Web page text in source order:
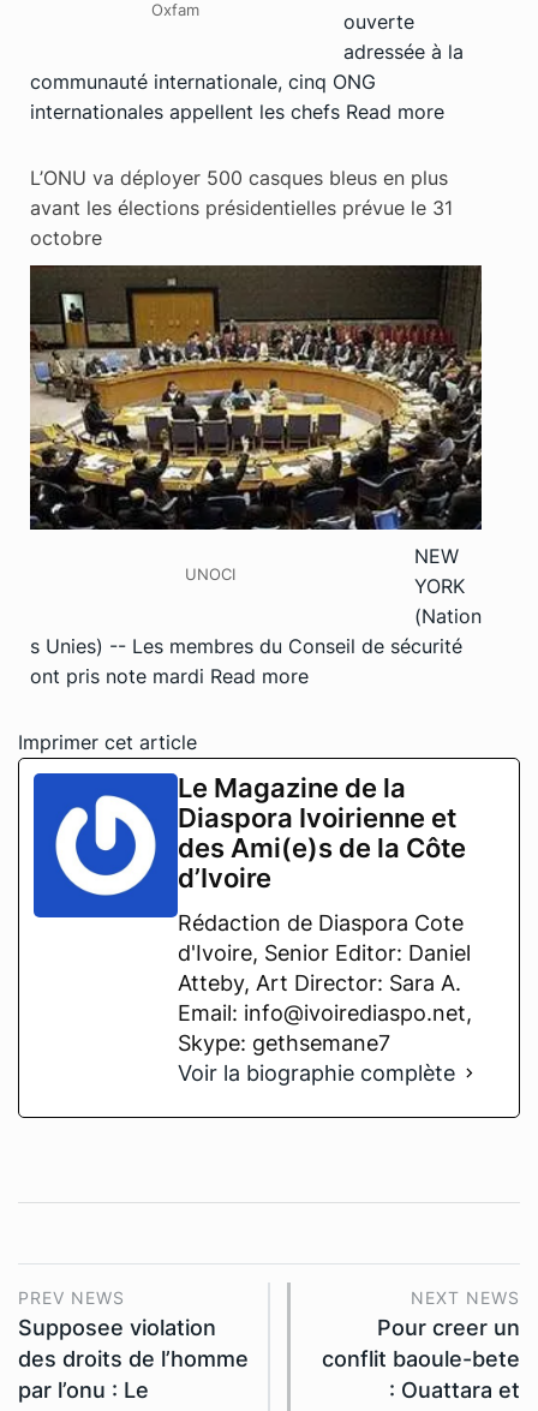
Oxfam
ouverte
adressée à la
communauté internationale, cinq ONG
internationales appellent les chefs Read more
L’ONU va déployer 500 casques bleus en plus
avant les élections présidentielles prévue le 31
octobre
UNOCI
NEW
YORK
(Nation
s Unies) -- Les membres du Conseil de sécurité
ont pris note mardi Read more
Imprimer cet article
Le Magazine de la
Diaspora Ivoirienne et
des Ami(e)s de la Côte
d’Ivoire
Rédaction de Diaspora Cote
d'Ivoire, Senior Editor: Daniel
Atteby, Art Director: Sara A.
Email: info@ivoirediaspo.net,
Skype: gethsemane7
Voir la biographie complète
PREV NEWS
Supposee violation
des droits de l’homme
par l’onu : Le
NEXT NEWS
Pour creer un
conflit baoule-bete
: Ouattara et